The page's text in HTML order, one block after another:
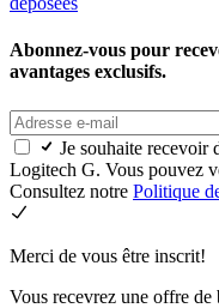
Abonnez-vous pour
avantages exclusifs.
Je souhaite recevoir
Logitech G. Vous pouvez
Consultez notre Politique
Merci de vous être inscrit!
Vous recevrez une offre